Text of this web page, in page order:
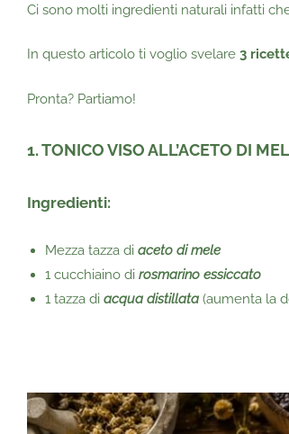
Ci sono molti ingredienti naturali infatti
In questo articolo ti voglio svelare 3
Pronta? Partiamo!
1. TONICO VISO ALL’ACETO DI
Ingredienti:
Mezza tazza di aceto di mele
1 cucchiaino di rosmarino essiccato
1 tazza di acqua distillata (aumenta la